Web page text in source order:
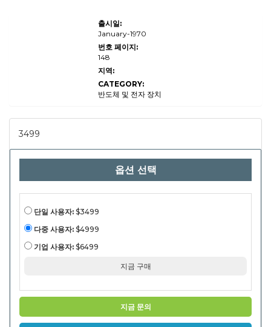
비디오, 교육 콘
트리밍), 최종 사
(Professional
Studios,
Educational
Corporate
Corporate
Corporting
Instituts,,,
역 분석, 2024-
출시일:
January-1970
번호 페이지:
148
지역:
CATEGORY:
반도체 및 전자 장치
3499
옵션 선택
단일 사용자: $3499
다중 사용자: $4999
기업 사용자: $6499
지금 구매
지금 문의